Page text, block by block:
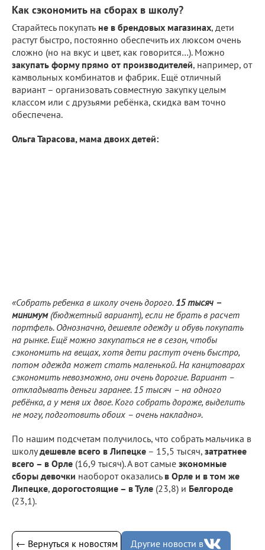
Как сэкономить на сборах в школу?
Старайтесь покупать не в брендовых магазинах, дети
растут быстро, постоянно обеспечить их люксом очень
сложно (но на вкус и цвет, как говорится…). Можно
закупать форму прямо от производителей, например, от
камвольных комбинатов и фабрик. Ещё отличный
вариант – организовать совместную закупку целым
классом или с друзьями ребёнка, скидка вам точно
обеспечена.
Ольга Тарасова, мама двоих детей:
«Собрать ребенка в школу очень дорого. 15 тысяч –
минимум(бюджетный вариант), если не брать в расчет
портфель. Однозначно, дешевле одежду и обувь покупать
на рынке. Ещё можно закупаться не в сезон, чтобы
сэкономить на вещах, хотя дети растут очень быстро,
потом одежда может стать маленькой. На канцтоварах
сэкономить невозможно, они очень дорогие. Вариант –
откладывать деньги заранее. 15 тысяч – на одного
ребёнка, а у меня их двое. Кого собрать дороже, выделить
не могу, подготовить обоих – очень накладно».
По нашим подсчетам получилось, что собрать мальчика в
школудешевле всего в Липецке – 15,5 тысяч, затратнее
всего – в Орле (16,9 тысяч). А вот самые экономные
сборы девочки наоборот оказались в Орле и в том же
Липецке, дорогостоящие – в Туле (23,8) и Белгороде
(23,1).
← Вернуться к новостям Другие новости в